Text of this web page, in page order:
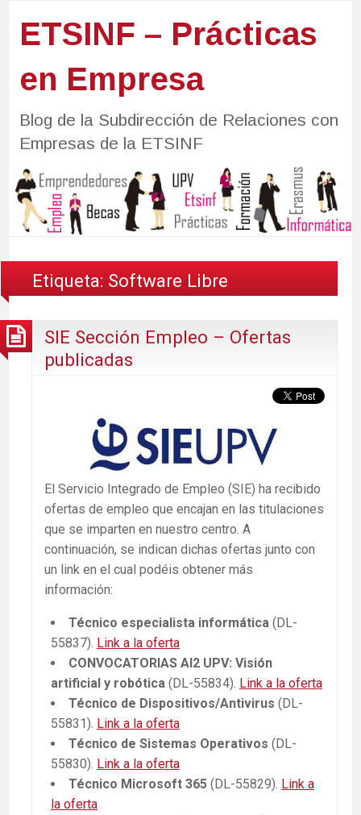
ETSINF – Prácticas
en Empresa
Blog de la Subdirección de Relaciones con
Empresas de la ETSINF
Etiqueta: Software Libre
SIE Sección Empleo – Ofertas
publicadas
El Servicio Integrado de Empleo (SIE) ha recibido
ofertas de empleo que encajan en las titulaciones
que se imparten en nuestro centro. A
continuación, se indican dichas ofertas junto con
un link en el cual podéis obtener más
información:
Técnico especialista informática (DL-
55837). Link a la oferta
CONVOCATORIAS AI2 UPV: Visión
artificial y robótica (DL-55834). Link a la oferta
Técnico de Dispositivos/Antivirus (DL-
55831). Link a la oferta
Técnico de Sistemas Operativos (DL-
55830). Link a la oferta
Técnico Microsoft 365 (DL-55829). Link a
la oferta